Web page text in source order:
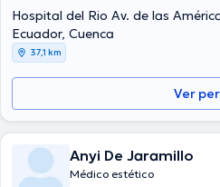
Hospital del Rio Av. de las
Ecuador, Cuenca
37,1 km
Ver
Anyi De Jaramillo
Médico estético